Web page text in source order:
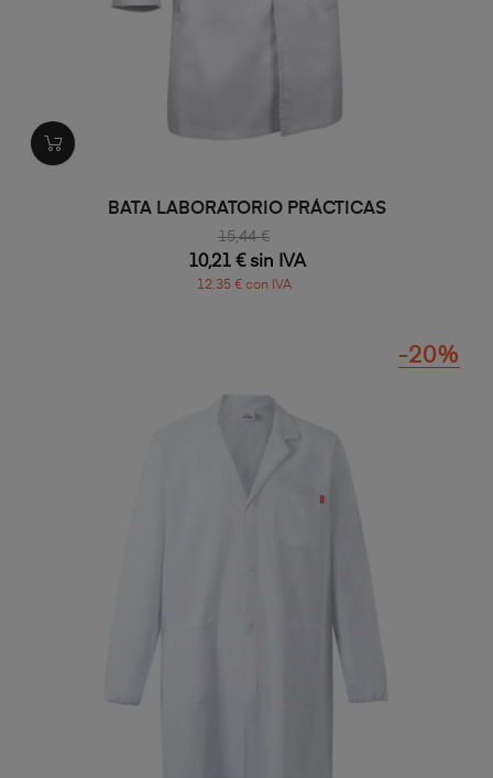
BATA LABORATORIO PRÁCTICAS
15,44 €
10,21 € sin IVA
12,35 € con IVA
-20%